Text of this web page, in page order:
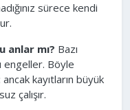
sürece kendi
anlar mı? Bazı
engeller. Böyle
kayıtların büyük
çalışır.